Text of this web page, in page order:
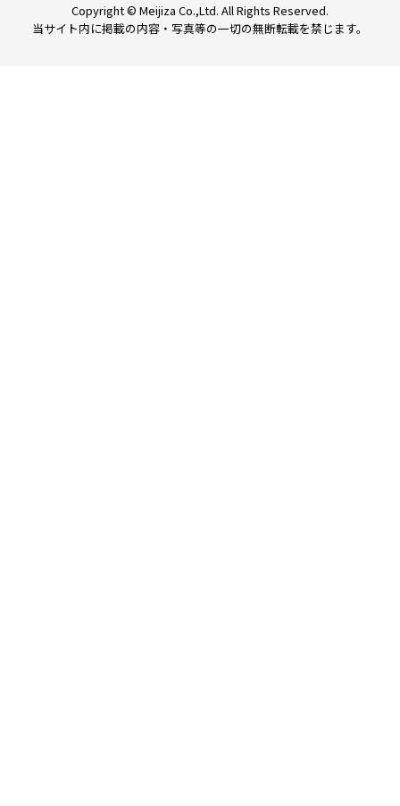
Copyright © Meijiza Co.,Ltd. All Rights Reserved.
当サイト内に掲載の内容・写真等の一切の無断転載を禁じます。